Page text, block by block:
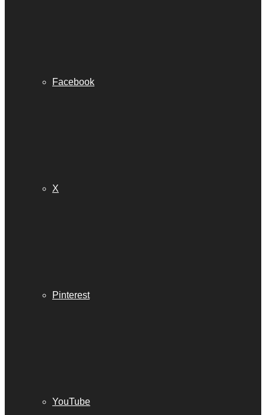
Facebook
X
Pinterest
YouTube